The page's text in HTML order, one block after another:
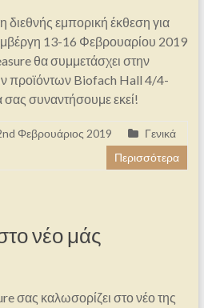
εμπορική έκθεση για
13-16 Φεβρουαρίου 2019
θα συμμετάσχει στην
προϊόντων Biofach Hall 4/4-
συναντήσουμε εκεί!
Φεβρουάριος 2019
Γενικά
Περισσότερα
νέο μάς
σας καλωσορίζει στο νέο της